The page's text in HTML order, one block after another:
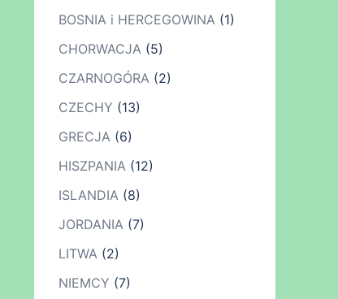
BOSNIA i HERCEGOWINA(1)
CHORWACJA(5)
CZARNOGÓRA(2)
CZECHY (13)
GRECJA(6)
HISZPANIA(12)
ISLANDIA(8)
JORDANIA(7)
LITWA(2)
NIEMCY (7)